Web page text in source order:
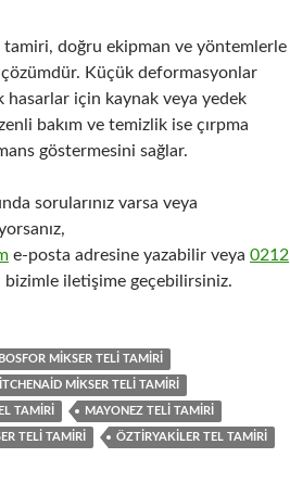
tamiri, doğru ekipman ve yöntemlerle
çözümdür. Küçük deformasyonlar
için kaynak veya yedek
bakım ve temizlik ise çırpma
göstermesini sağlar.
sorularınız varsa veya
e-posta adresine yazabilir veya 0212
bizimle iletişime geçebilirsiniz.
BOSFOR MIKSER TELI TAMIRI
MIKSER TELI TAMIRI
TAMIRI MAYONEZ TELI TAMIRI
TELI TAMIRI ÖZTIRYAKILER TEL TAMIRI